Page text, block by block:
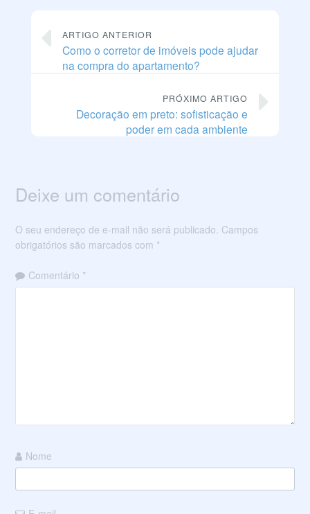
ARTIGO ANTERIOR
Como o corretor de imóveis pode ajudar
na compra do apartamento?
PRÓXIMO ARTIGO
Decoração em preto: sofisticação e
poder em cada ambiente
Deixe um comentário
O seu endereço de e-mail não será publicado. Campos
obrigatórios são marcados com *
Comentário *
Nome